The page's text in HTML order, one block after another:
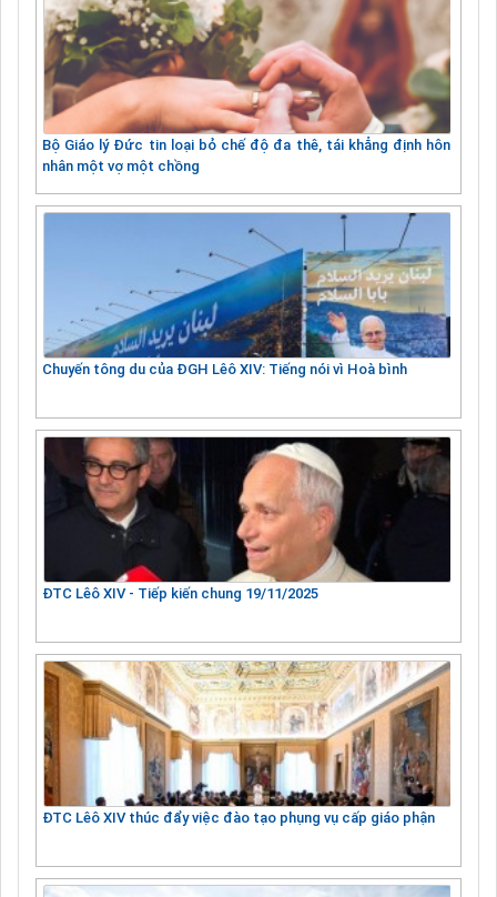
Bộ Giáo lý Đức tin loại bỏ chế độ đa thê, tái khẳng định hôn
nhân một vợ một chồng
Chuyến tông du của ĐGH Lêô XIV: Tiếng nói vì Hoà bình
ĐTC Lêô XIV - Tiếp kiến chung 19/11/2025
ĐTC Lêô XIV thúc đẩy việc đào tạo phụng vụ cấp giáo phận